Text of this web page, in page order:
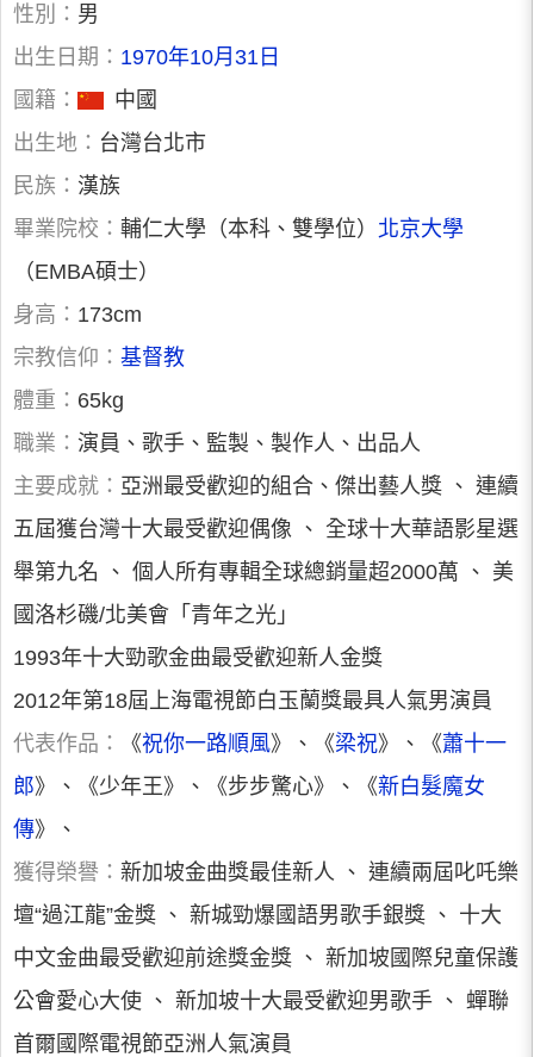
性別： 男
出生日期： 1970年10月31日
國籍：
中國
出生地： 台灣台北市
民族： 漢族
畢業院校： 輔仁大學（本科、雙學位） 北京大學
（EMBA碩士）
身高： 173cm
宗教信仰： 基督教
體重： 65kg
職業： 演員、歌手、監製、製作人、出品人
主要成就： 亞洲最受歡迎的組合、傑出藝人獎 、 連續
五屆獲台灣十大最受歡迎偶像 、 全球十大華語影星選
舉第九名 、 個人所有專輯全球總銷量超2000萬 、 美
國洛杉磯/北美會「青年之光」
1993年十大勁歌金曲最受歡迎新人金獎
2012年第18屆上海電視節白玉蘭獎最具人氣男演員
代表作品：
《祝你一路順風》、《梁祝》、《蕭十一
郎》、《少年王》、《步步驚心》、《新白髮魔女
傳》、
獲得榮譽： 新加坡金曲獎最佳新人 、 連續兩屆叱吒樂
壇“過江龍”金獎 、 新城勁爆國語男歌手銀獎 、 十大
中文金曲最受歡迎前途獎金獎 、 新加坡國際兒童保護
公會愛心大使 、 新加坡十大最受歡迎男歌手 、 蟬聯
首爾國際電視節亞洲人氣演員